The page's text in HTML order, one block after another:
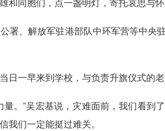
、解放军驻港部队中环军营等中央
一早来到学校，与负责升旗仪式的老
”吴宏基说，灾难面前，我们看到
我们一定能挺过难关。